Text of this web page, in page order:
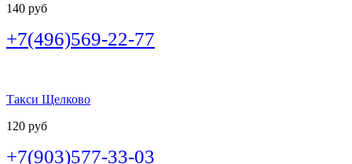
140 руб
+7(496)569-22-77
Такси Щелково
120 руб
+7(903)577-33-03